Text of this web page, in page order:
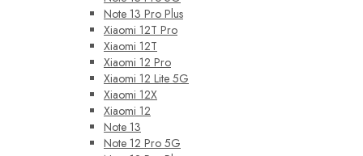
Note 13 Pro Plus
Xiaomi 12T Pro
Xiaomi 12T
Xiaomi 12 Pro
Xiaomi 12 Lite 5G
Xiaomi 12X
Xiaomi 12
Note 13
Note 12 Pro 5G